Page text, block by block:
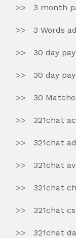
3 month
3 Words
30 day
30 day
30
321chat
321chat
321chat
321chat
321chat
321chat